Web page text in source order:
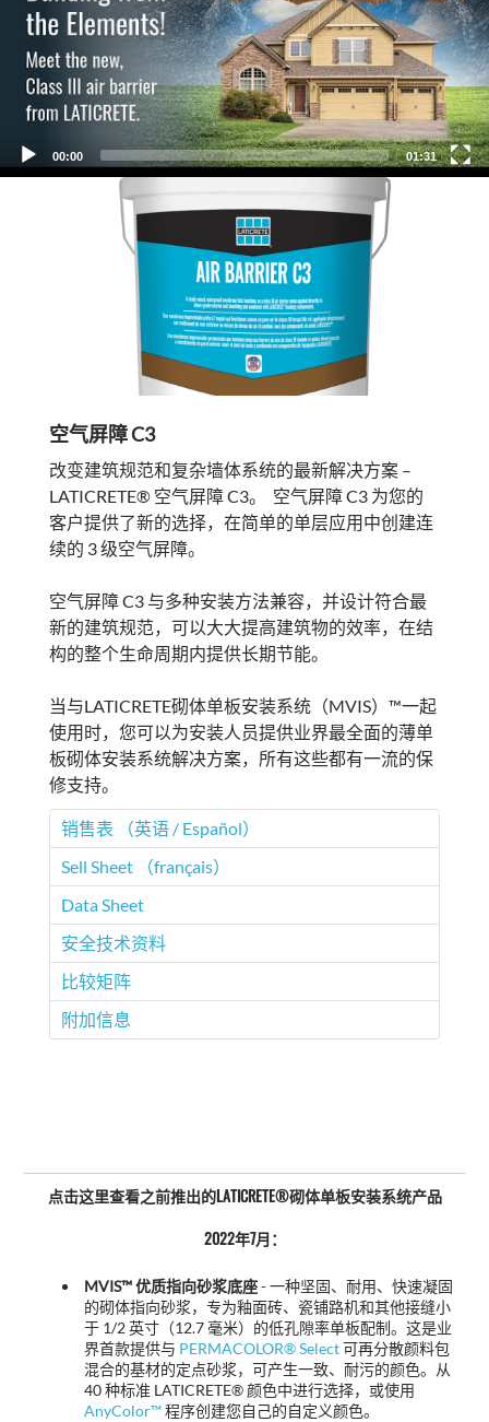
00:00 01:31
空气屏障 C3
改变建筑规范和复杂墙体系统的最新解决方案 –
LATICRETE® 空气屏障 C3。 空气屏障 C3 为您的
客户提供了新的选择，在简单的单层应用中创建连
续的 3 级空气屏障。
空气屏障 C3 与多种安装方法兼容，并设计符合最
新的建筑规范，可以大大提高建筑物的效率，在结
构的整个生命周期内提供长期节能。
当与LATICRETE砌体单板安装系统（MVIS）™一起
使用时，您可以为安装人员提供业界最全面的薄单
板砌体安装系统解决方案，所有这些都有一流的保
修支持。
销售表 （英语 / Español）
Sell Sheet （français）
Data Sheet
安全技术资料
比较矩阵
附加信息
点击这里查看之前推出的LATICRETE®砌体单板安装系统产品
2022年7月：
MVIS™ 优质指向砂浆底座- 一种坚固、耐用、快速凝固
的砌体指向砂浆，专为釉面砖、瓷铺路机和其他接缝小
于 1/2 英寸（12.7 毫米）的低孔隙率单板配制。这是业
界首款提供与 PERMACOLOR® Select可再分散颜料包
混合的基材的定点砂浆，可产生一致、耐污的颜色。从
40 种标准 LATICRETE® 颜色中进行选择，或使用
AnyColor™程序创建您自己的自定义颜色。